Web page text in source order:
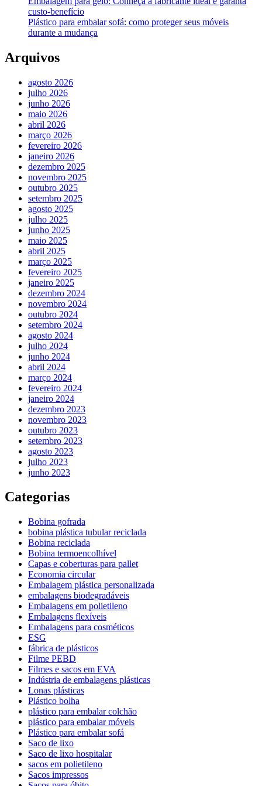
custo-benefício
Plástico para embalar sofá: como proteger seus móveis
durante a mudança
Arquivos
agosto 2026
julho 2026
junho 2026
maio 2026
abril 2026
março 2026
fevereiro 2026
janeiro 2026
dezembro 2025
novembro 2025
outubro 2025
setembro 2025
agosto 2025
julho 2025
junho 2025
maio 2025
abril 2025
março 2025
fevereiro 2025
janeiro 2025
dezembro 2024
novembro 2024
outubro 2024
setembro 2024
agosto 2024
julho 2024
junho 2024
abril 2024
março 2024
fevereiro 2024
janeiro 2024
dezembro 2023
novembro 2023
outubro 2023
setembro 2023
agosto 2023
julho 2023
junho 2023
Categorias
Bobina gofrada
bobina plástica tubular reciclada
Bobina reciclada
Bobina termoencolhível
Capas e coberturas para pallet
Economia circular
Embalagem plástica personalizada
embalagens biodegradáveis
Embalagens em polietileno
Embalagens flexíveis
Embalagens para cosméticos
ESG
fábrica de plásticos
Filme PEBD
Filmes e sacos em EVA
Indústria de embalagens plásticas
Lonas plásticas
Plástico bolha
plástico para embalar colchão
plástico para embalar móveis
Plástico para embalar sofá
Saco de lixo
Saco de lixo hospitalar
sacos em polietileno
Sacos impressos